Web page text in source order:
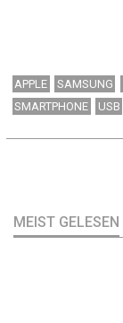
APPLE SAMSUNG
SMARTPHONE
USB
MEIST GELESEN